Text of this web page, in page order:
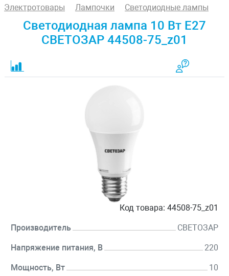
Электротовары Лампочки Светодиодные лампы
Светодиодная лампа 10 Вт E27
СВЕТОЗАР 44508-75_z01
Код товара: 44508-75_z01
Производитель СВЕТОЗАР
Напряжение питания, В 220
Мощность, Вт 10